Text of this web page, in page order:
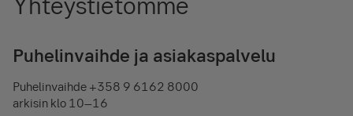
Puhelinvaihde ja asiakaspalvelu
Puhelinvaihde +358 9 6162 8000
arkisin klo 10–16